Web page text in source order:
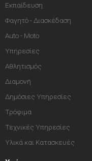
Εκπαίδευση
Φαγητό - Διασκέδαση
Auto - Moto
Υπηρεσίες
Αθλητισμός
Διαμονή
Δημόσιες Υπηρεσίες
Τρόφιμα
Τεχνικές Υπηρεσίες
Υλικά και Κατασκευές